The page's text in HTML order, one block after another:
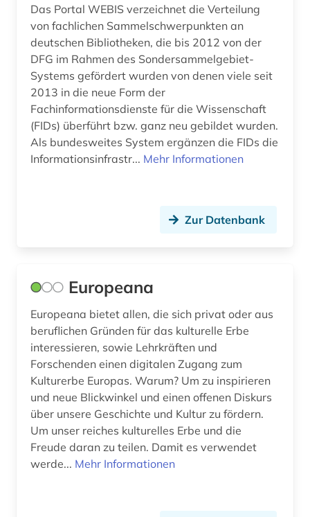
széchényi-nationalbibliothek (1)
telekommunikation (1)
theologie (1)
tieck (1)
trier (1)
ungarn (2)
ur- und frühgeschichte (1)
usa (1)
venetien (1)
verbundkatalog (2)
verzeichnis (3)
veröffentlichung (1)
virtueller katalog (1)
Das Portal WEBIS verzeichnet die Verteilung
von fachlichen Sammelschwerpunkten an
deutschen Bibliotheken, die bis 2012 von der
DFG im Rahmen des Sondersammelgebiet-
Systems gefördert wurden von denen viele seit
2013 in die neue Form der
Fachinformationsdienste für die Wissenschaft
(FIDs) überführt bzw. ganz neu gebildet wurden.
Als bundesweites System ergänzen die FIDs die
Informationsinfrastr... Mehr Informationen
Zur Datenbank
Europeana
Europeana bietet allen, die sich privat oder aus
beruflichen Gründen für das kulturelle Erbe
interessieren, sowie Lehrkräften und
Forschenden einen digitalen Zugang zum
Kulturerbe Europas. Warum? Um zu inspirieren
und neue Blickwinkel und einen offenen Diskurs
über unsere Geschichte und Kultur zu fördern.
Um unser reiches kulturelles Erbe und die
Freude daran zu teilen. Damit es verwendet
werde... Mehr Informationen